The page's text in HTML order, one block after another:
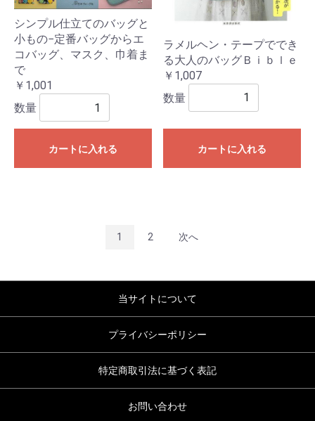
シンプル仕立てのバッグと
小もの−定番バッグからエ
コバッグ、マスク、巾着ま
で
￥1,001
数量
カートに入れる
ラメルヘン・テープででき
る大人のバッグＢｉｂｌｅ
￥1,007
数量
カートに入れる
1 2 次へ
当サイトについて
プライバシーポリシー
特定商取引法に基づく表記
お問い合わせ